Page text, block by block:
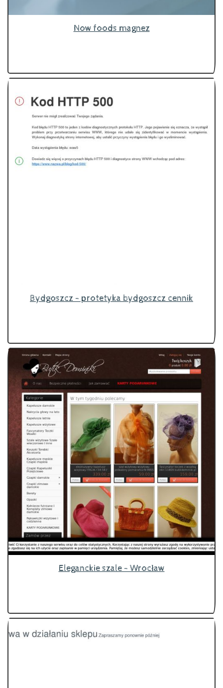
Now foods magnez
Bydgoszcz - protetyka bydgoszcz cennik
Eleganckie szale - Wrocław